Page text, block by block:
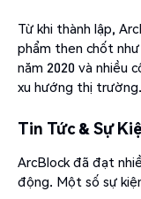
Từ khi thành lập,
phẩm then chốt
năm 2020 và nhiều
xu hướng thị trường.
Tin Tức & Sự
ArcBlock đã đạt
động. Một số sự